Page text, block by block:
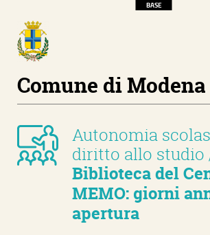
Comune di Modena
BASE
Autonomia
diritto allo studio
Biblioteca del
MEMO: giorni
apertura
Home
Sviluppo economico e
Competitività ed internazionalizzazione
Riqualificazione e innovazione urbana
CERCA